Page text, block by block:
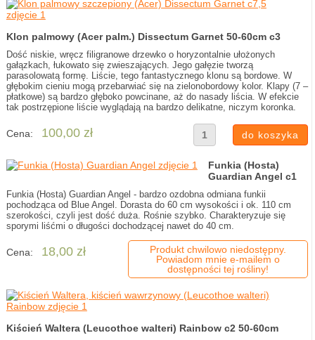
Klon palmowy (Acer palm.) Dissectum Garnet 50-60cm c3
Dość niskie, wręcz filigranowe drzewko o horyzontalnie ułożonych
gałązkach, łukowato się zwieszających. Jego gałęzie tworzą
parasolowatą formę. Liście, tego fantastycznego klonu są bordowe. W
głębokim cieniu mogą przebarwiać się na zielonobordowy kolor. Klapy (7 –
płatkowe) są bardzo głęboko powcinane, aż do nasady liścia. W efekcie
tak postrzępione liście wyglądają na bardzo delikatne, niczym koronka.
Cena: 100,00 zł
Funkia (Hosta)
Guardian Angel c1
Funkia (Hosta) Guardian Angel - bardzo ozdobna odmiana funkii
pochodząca od Blue Angel. Dorasta do 60 cm wysokości i ok. 110 cm
szerokości, czyli jest dość duża. Rośnie szybko. Charakteryzuje się
sporymi liśćmi o długości dochodzącej nawet do 40 cm.
Cena: 18,00 zł
Produkt chwilowo niedostępny.
Powiadom mnie e-mailem o
dostępności tej rośliny!
Kiścień Waltera (Leucothoe walteri) Rainbow c2 50-60cm